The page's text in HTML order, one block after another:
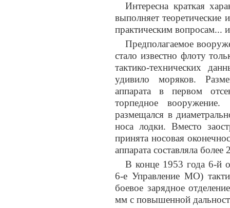
Интересна краткая
выполняет теоретические
практическим вопросам...
Предполагаемое
стало известно флоту
тактико-технических
удивило моряков.
аппарата в первом
торпедное
размещался в
носа лодки. Вместо
принята носовая
аппарата составляла
В конце 1953 года 6-й
6-е Управление МО)
боевое зарядное
мм с повышенной